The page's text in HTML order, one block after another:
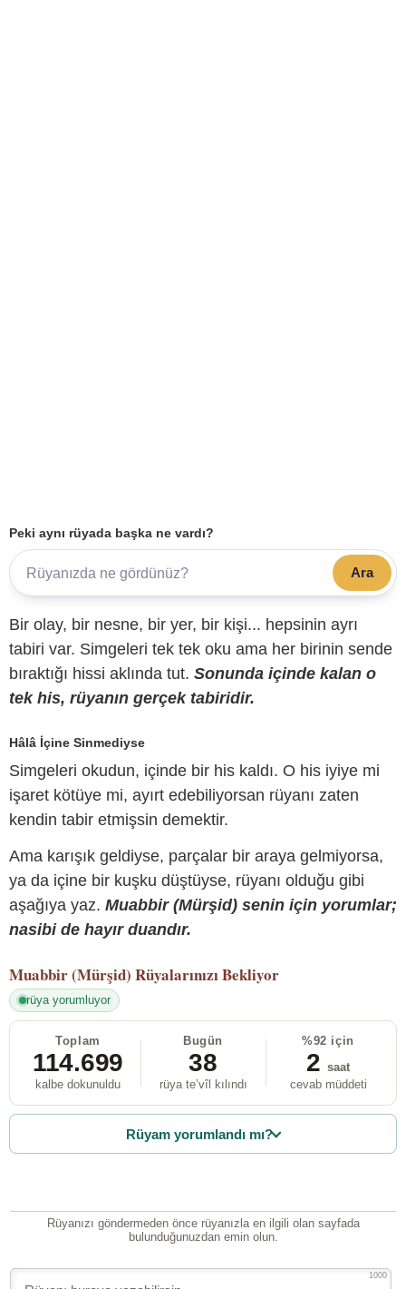
Peki aynı rüyada başka ne vardı?
Ara
Bir olay, bir nesne, bir yer, bir kişi... hepsinin ayrı
tabiri var. Simgeleri tek tek oku ama her birinin sende
bıraktığı hissi aklında tut. Sonunda içinde kalan o
tek his, rüyanın gerçek tabiridir.
Hâlâ İçine Sinmediyse
Simgeleri okudun, içinde bir his kaldı. O his iyiye mi
işaret kötüye mi, ayırt edebiliyorsan rüyanı zaten
kendin tabir etmişsin demektir.
Ama karışık geldiyse, parçalar bir araya gelmiyorsa,
ya da içine bir kuşku düştüyse, rüyanı olduğu gibi
aşağıya yaz. Muabbir (Mürşid) senin için yorumlar;
nasibi de hayır duandır.
Muabbir (Mürşid) Rüyalarınızı Bekliyor
rüya yorumluyor
Toplam
114.699
kalbe dokunuldu
Bugün
38
rüya te’vîl kılındı
%92 için
2 saat
cevab müddeti
Rüyam yorumlandı mı?
Rüyanızı göndermeden önce rüyanızla en ilgili olan sayfada
bulunduğunuzdan emin olun.
1000